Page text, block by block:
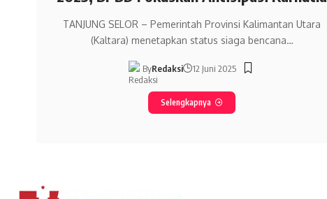
TANJUNG SELOR – Pemerintah Provinsi Kalimantan Utara
(Kaltara) menetapkan status siaga bencana…
ByRedaksi 12 Juni 2025
Selengkapnya